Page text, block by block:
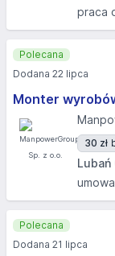
praca
Monter
30 zł
Polecana
Dodana 22 lipca
Polecana
Dodana 21 lipca